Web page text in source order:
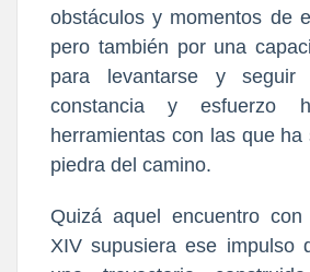
obstáculos y momentos de
pero también por una
para levantarse y seguir
constancia y esfuerzo
herramientas con las que ha
piedra del camino.
Quizá aquel encuentro
XIV supusiera ese impulso